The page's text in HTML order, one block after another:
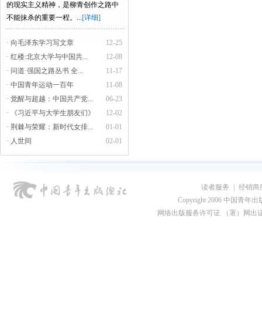
的现实主义精神，是柳青创作之路中
不能抹杀的重要一程。...[详细]
12-25
· 向毛泽东学习写文章
12-08
· 红楼:北京大学与中国共...
11-17
· 问道·强国之路丛书 全...
11-08
· 中国青年运动一百年
06-23
· 觉醒与超越：中国共产党...
12-02
· 《习近平与大学生朋友们》
01-01
· 荆棘与荣耀：新时代女排...
02-01
· 人世间
读者服务
经销商
Copyright 2006 中国青年出
网络出版服务许可证 （署）网出